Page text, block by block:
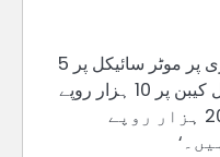
انہوں نے بتایا کہ :’لین خلاف ورزی پر موٹر سائیکل پر 5
ہزار روپے کا جرمانہ، کار اور ڈبل کیبن پر 10 ہزار روپے
جبکہ بڑی گاڑیوں کیلئے 15 سے 20 ہزار روپے